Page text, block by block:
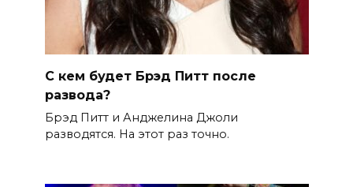
С кем будет Брэд Питт после
развода?
Брэд Питт и Анджелина Джоли
разводятся. На этот раз точно.